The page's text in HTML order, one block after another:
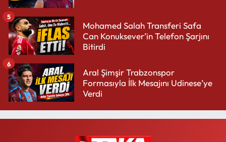
Mohamed Salah Transferi Safa
Can Konuksever’in Telefon Şarjını
Bitirdi
5
Aral Şimşir Trabzonspor
Formasıyla İlk Mesajını Udinese’ye
Verdi
6